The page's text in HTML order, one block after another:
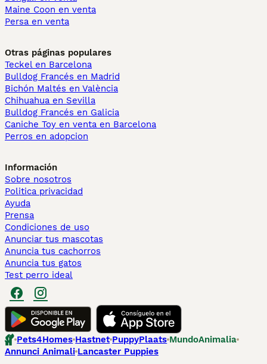
Maine Coon en venta
Persa en venta
Otras páginas populares
Teckel en Barcelona
Bulldog Francés en Madrid
Bichón Maltés en València
Chihuahua en Sevilla
Bulldog Francés en Galicia
Caniche Toy en venta en Barcelona
Perros en adopcion
Información
Sobre nosotros
Politica privacidad
Ayuda
Prensa
Condiciones de uso
Anunciar tus mascotas
Anuncia tus cachorros
Anuncia tus gatos
Test perro ideal
Pets4Homes Hastnet PuppyPlaats MundoAnimalia
Annunci Animali Lancaster Puppies